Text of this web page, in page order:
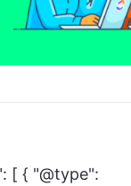
[ { "@type":